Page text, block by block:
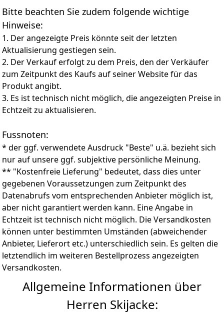
Bitte beachten Sie zudem folgende wichtige
Hinweise:
1. Der angezeigte Preis könnte seit der letzten
Aktualisierung gestiegen sein.
2. Der Verkauf erfolgt zu dem Preis, den der Verkäufer
zum Zeitpunkt des Kaufs auf seiner Website für das
Produkt angibt.
3. Es ist technisch nicht möglich, die angezeigten Preise in
Echtzeit zu aktualisieren.
Fussnoten:
* der ggf. verwendete Ausdruck "Beste" u.ä. bezieht sich
nur auf unsere ggf. subjektive persönliche Meinung.
** "Kostenfreie Lieferung" bedeutet, dass dies unter
gegebenen Voraussetzungen zum Zeitpunkt des
Datenabrufs vom entsprechenden Anbieter möglich ist,
aber nicht garantiert werden kann. Eine Angabe in
Echtzeit ist technisch nicht möglich. Die Versandkosten
können unter bestimmten Umständen (abweichender
Anbieter, Lieferort etc.) unterschiedlich sein. Es gelten die
letztendlich im weiteren Bestellprozess angezeigten
Versandkosten.
Allgemeine Informationen über
Herren Skijacke: